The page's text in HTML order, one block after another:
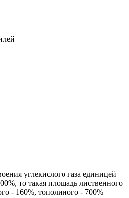
углекислого газа единицей
то такая площадь лиственного
- 160%, тополиного - 700%